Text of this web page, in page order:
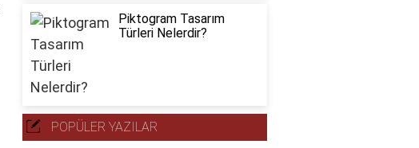
Piktogram Tasarım
Türleri Nelerdir?
POPÜLER YAZILAR